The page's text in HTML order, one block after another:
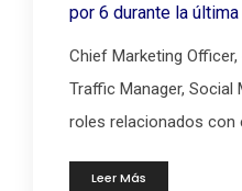
por 6 durante la
Chief Marketing
Traffic Manager, Social
roles relacionados con
Leer Más